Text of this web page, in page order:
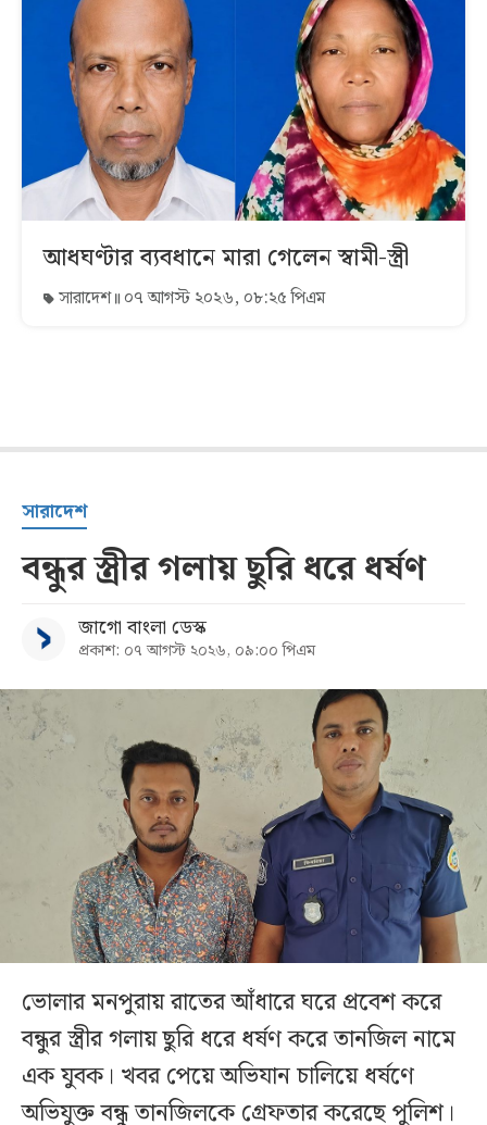
আধঘণ্টার ব্যবধানে মারা গেলেন স্বামী-স্ত্রী
সারাদেশ ০৭ আগস্ট ২০২৬, ০৮:২৫ পিএম
সারাদেশ
বন্ধুর স্ত্রীর গলায় ছুরি ধরে ধর্ষণ
জাগো বাংলা ডেস্ক
প্রকাশ: ০৭ আগস্ট ২০২৬, ০৯:০০ পিএম
ভোলার মনপুরায় রাতের আঁধারে ঘরে প্রবেশ করে
বন্ধুর স্ত্রীর গলায় ছুরি ধরে ধর্ষণ করে তানজিল নামে
এক যুবক। খবর পেয়ে অভিযান চালিয়ে ধর্ষণে
অভিযুক্ত বন্ধু তানজিলকে গ্রেফতার করেছে পুলিশ।